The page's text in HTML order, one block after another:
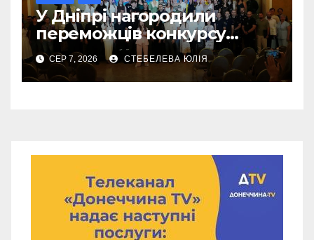
У Дніпрі нагородили
переможців конкурсу
«Молода людина року –
2026»
СЕР 7, 2026 СТЕБЕЛЕВА ЮЛІЯ